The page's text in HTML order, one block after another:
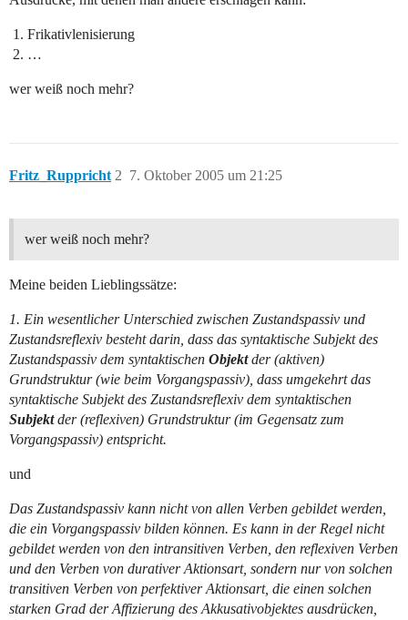
Frikativlenisierung
…
wer weiß noch mehr?
Fritz_Ruppricht 7. Oktober 2005 um 21:25
2
wer weiß noch mehr?
Meine beiden Lieblingssätze:
1. Ein wesentlicher Unterschied zwischen Zustandspassiv und
Zustandsreflexiv besteht darin, dass das syntaktische Subjekt des
Zustandspassiv dem syntaktischen Objektder (aktiven)
Grundstruktur (wie beim Vorgangspassiv), dass umgekehrt das
syntaktische Subjekt des Zustandsreflexiv dem syntaktischen
Subjektder (reflexiven) Grundstruktur (im Gegensatz zum
Vorgangspassiv) entspricht.
und
Das Zustandspassiv kann nicht von allen Verben gebildet werden,
die ein Vorgangspassiv bilden können. Es kann in der Regel nicht
gebildet werden von den intransitiven Verben, den reflexiven Verben
und den Verben von durativer Aktionsart, sondern nur von solchen
transitiven Verben von perfektiver Aktionsart, die einen solchen
starken Grad der Affizierung des Akkusativobjektes ausdrücken,